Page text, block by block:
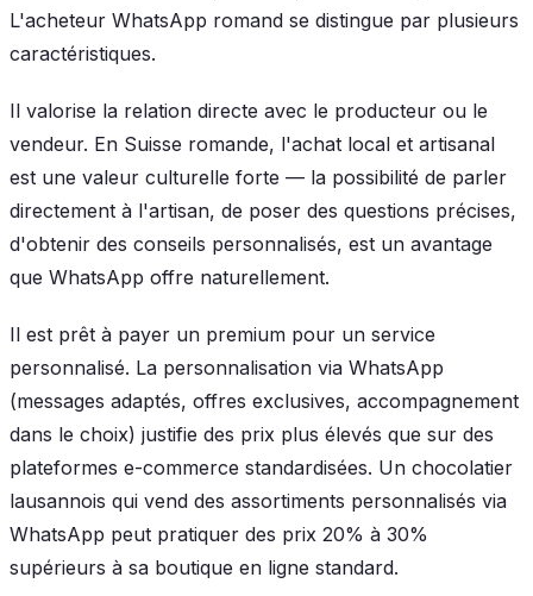
L'acheteur WhatsApp romand se distingue par plusieurs
caractéristiques.
Il valorise la relation directe avec le producteur ou le
vendeur. En Suisse romande, l'achat local et artisanal
est une valeur culturelle forte — la possibilité de parler
directement à l'artisan, de poser des questions précises,
d'obtenir des conseils personnalisés, est un avantage
que WhatsApp offre naturellement.
Il est prêt à payer un premium pour un service
personnalisé. La personnalisation via WhatsApp
(messages adaptés, offres exclusives, accompagnement
dans le choix) justifie des prix plus élevés que sur des
plateformes e-commerce standardisées. Un chocolatier
lausannois qui vend des assortiments personnalisés via
WhatsApp peut pratiquer des prix 20% à 30%
supérieurs à sa boutique en ligne standard.